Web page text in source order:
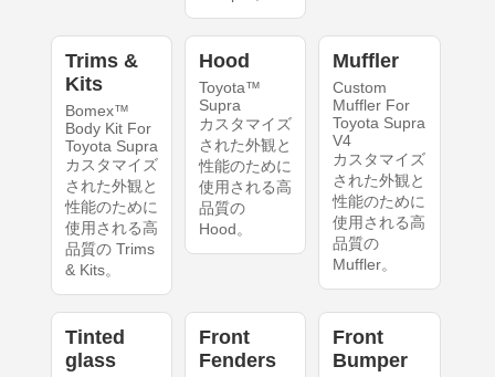
Trims &
Kits
Bomex™
Body Kit For
Toyota Supra
カスタマイズ
された外観と
性能のために
使用される高
品質の Trims
& Kits。
Hood
Toyota™
Supra
カスタマイズ
された外観と
性能のために
使用される高
品質の
Hood。
Muffler
Custom
Muffler For
Toyota Supra
V4
カスタマイズ
された外観と
性能のために
使用される高
品質の
Muffler。
Tinted
glass
Front
Fenders
Front
Bumper